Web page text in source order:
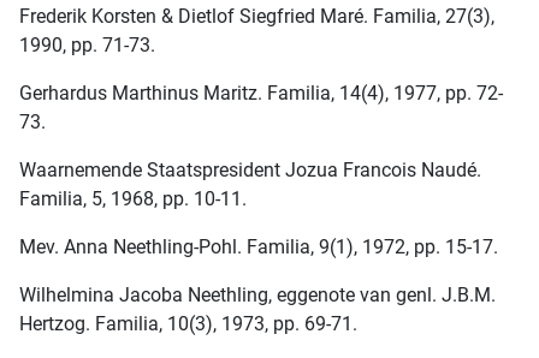
Frederik Korsten & Dietlof Siegfried Maré. Familia, 27(3),
1990, pp. 71-73.
Gerhardus Marthinus Maritz. Familia, 14(4), 1977, pp. 72-
73.
Waarnemende Staatspresident Jozua Francois Naudé.
Familia, 5, 1968, pp. 10-11.
Mev. Anna Neethling-Pohl. Familia, 9(1), 1972, pp. 15-17.
Wilhelmina Jacoba Neethling, eggenote van genl. J.B.M.
Hertzog. Familia, 10(3), 1973, pp. 69-71.